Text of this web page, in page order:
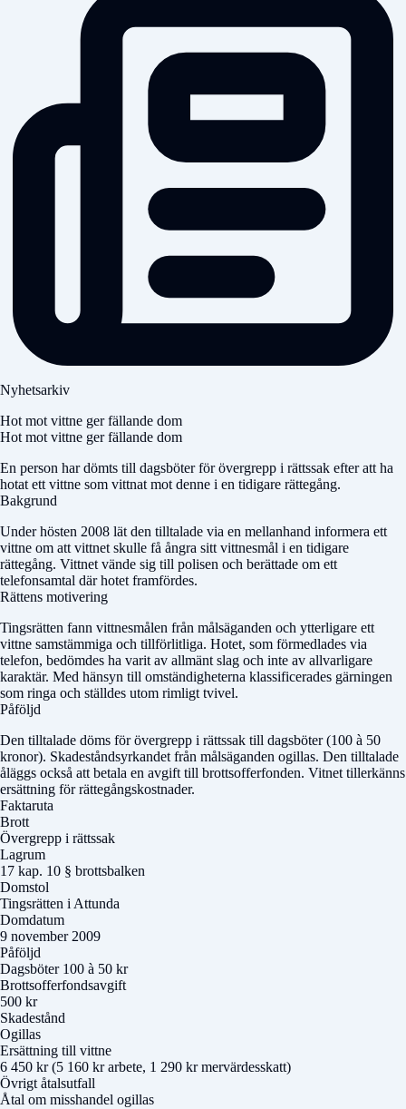
Nyhetsarkiv
Hot mot vittne ger fällande dom
Hot mot vittne ger fällande dom
En person har dömts till dagsböter för övergrepp i rättssak efter att ha
hotat ett vittne som vittnat mot denne i en tidigare rättegång.
Bakgrund
Under hösten 2008 lät den tilltalade via en mellanhand informera ett
vittne om att vittnet skulle få ångra sitt vittnesmål i en tidigare
rättegång. Vittnet vände sig till polisen och berättade om ett
telefonsamtal där hotet framfördes.
Rättens motivering
Tingsrätten fann vittnesmålen från målsäganden och ytterligare ett
vittne samstämmiga och tillförlitliga. Hotet, som förmedlades via
telefon, bedömdes ha varit av allmänt slag och inte av allvarligare
karaktär. Med hänsyn till omständigheterna klassificerades gärningen
som ringa och ställdes utom rimligt tvivel.
Påföljd
Den tilltalade döms för övergrepp i rättssak till dagsböter (100 à 50
kronor). Skadeståndsyrkandet från målsäganden ogillas. Den tilltalade
åläggs också att betala en avgift till brottsofferfonden. Vitnet tillerkänns
ersättning för rättegångskostnader.
Faktaruta
Brott
Övergrepp i rättssak
Lagrum
17 kap. 10 § brottsbalken
Domstol
Tingsrätten i Attunda
Domdatum
9 november 2009
Påföljd
Dagsböter 100 à 50 kr
Brottsofferfondsavgift
500 kr
Skadestånd
Ogillas
Ersättning till vittne
6 450 kr (5 160 kr arbete, 1 290 kr mervärdesskatt)
Övrigt åtalsutfall
Åtal om misshandel ogillas